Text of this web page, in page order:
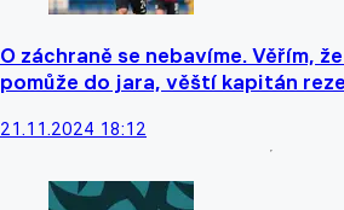
O záchraně se nebavíme. Věřím,
pomůže do jara, věští kapitán
21.11.2024 18:12